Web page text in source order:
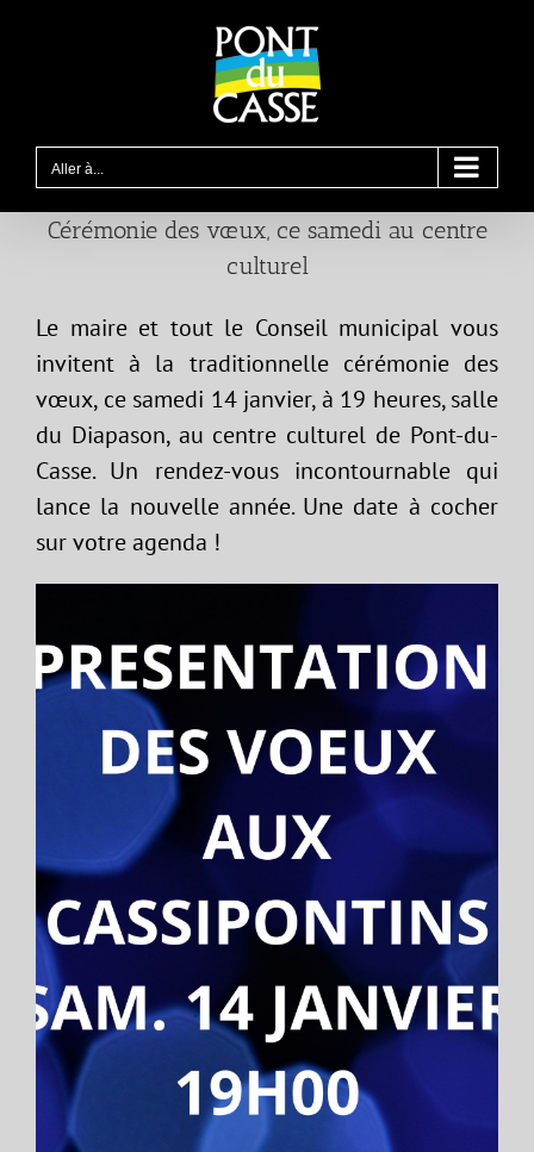
Aller à...
Cérémonie des vœux, ce samedi au centre
culturel
Le maire et tout le Conseil municipal vous
invitent à la traditionnelle cérémonie des
vœux, ce samedi 14 janvier, à 19 heures, salle
du Diapason, au centre culturel de Pont-du-
Casse. Un rendez-vous incontournable qui
lance la nouvelle année. Une date à cocher
sur votre agenda !